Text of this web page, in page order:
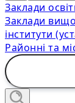
Заклади
Заклади
інститути
Районні та